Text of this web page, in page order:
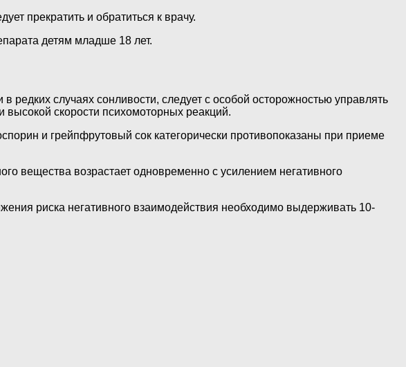
прекратить и обратиться к врачу.
детям младше 18 лет.
случаях сонливости, следует с особой осторожностью управлять
скорости психомоторных реакций.
и грейпфрутовый сок категорически противопоказаны при приеме
вещества возрастает одновременно с усилением негативного
риска негативного взаимодействия необходимо выдерживать 10-